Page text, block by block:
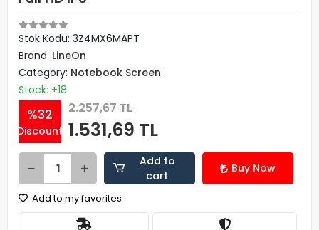
Stok Kodu: 3Z4MX6MAPT
Brand: LineOn
Category: Notebook Screen
Stock: +18
%32
Discount
2.257,67 TL
1.531,69 TL
Add to
cart
Buy Now
Add to my favorites